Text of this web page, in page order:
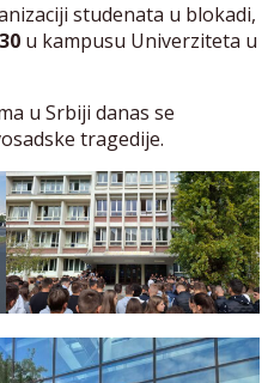
studenata u blokadi,
u kampusu Univerziteta u
u Srbiji danas se
tragedije.